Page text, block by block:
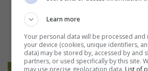
Cena lampo dell’ultimo
fusa che ti salva la serata in 2
Learn more
Your personal data will be processed
your device (cookies, unique identifiers,
data) may be stored by, accessed by and
partners, or used specifically by this site.
may use precise geolocation data. List of